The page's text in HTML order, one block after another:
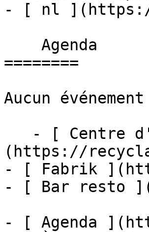
- [ nl ](https://
========
Aucun événement
(https://
- [ Fabrik
- [ Bar resto
- [ Agenda